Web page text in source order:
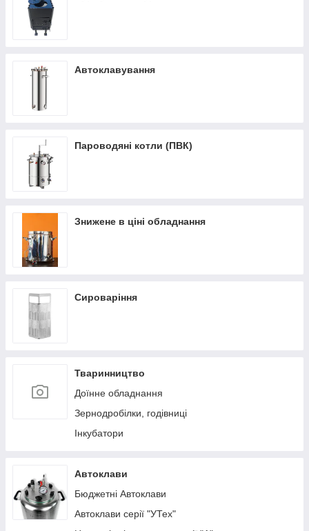
Автоклавування
Пароводяні котли (ПВК)
Знижене в ціні обладнання
Сироваріння
Тваринництво
Доїнне обладнання
Зернодробілки, годівниці
Інкубатори
Автоклави
Бюджетні Автоклави
Автоклави серії "УТех"